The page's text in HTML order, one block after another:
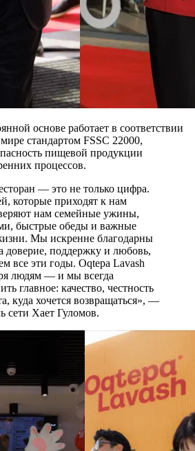
основе работает в соответствии
стандартом FSSC 22000,
пищевой продукции
процессов.
— это не только цифра.
которые приходят к нам
нам семейные ужины,
быстрые обеды и важные
Мы искренне благодарны
доверие, поддержку и любовь,
все эти годы. Oqtepa Lavash
людям — и мы всегда
главное: качество, честность
куда хочется возвращаться», —
сети Хает Гуломов.